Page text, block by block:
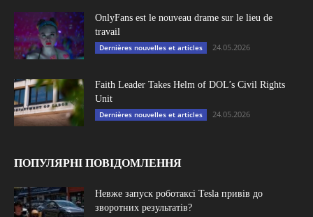
OnlyFans est le nouveau drame sur le lieu de
travail
Dernières nouvelles et articles 24.05.2026
Faith Leader Takes Helm of DOL’s Civil Rights
Unit
Dernières nouvelles et articles 24.05.2026
ПОПУЛЯРНІ ПОВІДОМЛЕННЯ
Невже запуск роботаксі Tesla привів до
зворотних результатів?